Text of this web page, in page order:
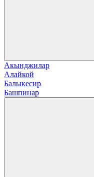
Акынджилар
Алайкой
Балыкесир
Башпинар